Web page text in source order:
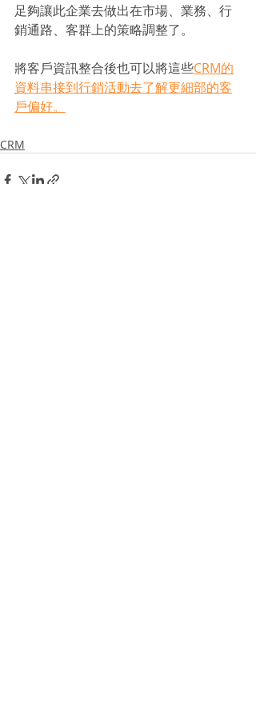
足夠讓此企業去做出在市場、業務、行
銷通路、客群上的策略調整了。
將客戶資訊整合後也可以將這些CRM的
資料串接到行銷活動去了解更細部的客
戶偏好。
CRM